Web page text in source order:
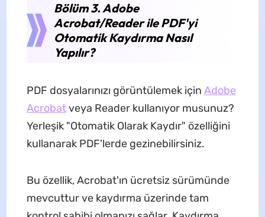
Bölüm 3. Adobe
Acrobat/Reader ile PDF'yi
Otomatik Kaydırma Nasıl
Yapılır?
PDF dosyalarınızı görüntülemek için Adobe
Acrobatveya Reader kullanıyor musunuz?
Yerleşik "Otomatik Olarak Kaydır" özelliğini
kullanarak PDF'lerde gezinebilirsiniz.
Bu özellik, Acrobat'ın ücretsiz sürümünde
mevcuttur ve kaydırma üzerinde tam